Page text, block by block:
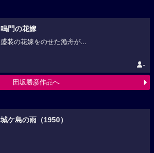
鳴門の花嫁
盛装の花嫁をのせた漁舟が...
-
田坂勝彦作品へ
城ケ島の雨（1950）